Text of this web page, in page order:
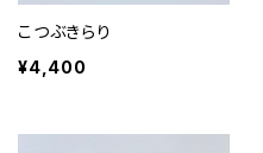
こつぶきらり
¥4,400